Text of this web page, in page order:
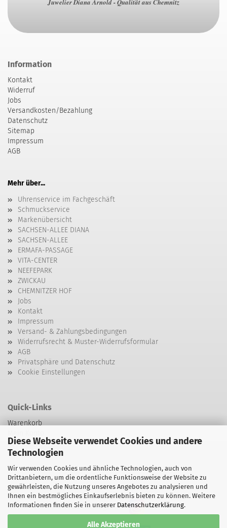
Diese Webseite verwendet Cookies und andere
Technologien
Wir verwenden Cookies und ähnliche Technologien, auch von
Drittanbietern, um die ordentliche Funktionsweise der Website zu
gewährleisten, die Nutzung unseres Angebotes zu analysieren und
Ihnen ein bestmögliches Einkaufserlebnis bieten zu können. Weitere
Informationen finden Sie in unserer Datenschutzerklärung.
Alle Akzeptieren
Juwelier Diana Arnold - Qualität aus Chemnitz
Information
Kontakt
Widerruf
Jobs
Versandkosten/Bezahlung
Datenschutz
Sitemap
Impressum
AGB
Mehr über...
Uhrenservice im Fachgeschäft
Schmuckservice
Markenübersicht
SACHSEN-ALLEE DIANA
SACHSEN-ALLEE
ERMAFA-PASSAGE
VITA-CENTER
NEEFEPARK
ZWICKAU
CHEMNITZER HOF
Jobs
Kontakt
Impressum
Versand- & Zahlungsbedingungen
Widerrufsrecht & Muster-Widerrufsformular
AGB
Privatsphäre und Datenschutz
Cookie Einstellungen
Quick-Links
Warenkorb
Zur Kasse
Kontakt
Besuchen sie uns bei Instagram